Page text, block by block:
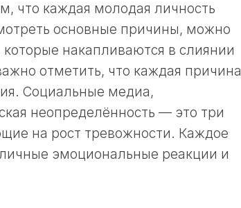
что каждая молодая личность
основные причины, можно
накапливаются в слиянии
отметить, что каждая причина
Социальные медиа,
неопределённость — это три
на рост тревожности. Каждое
эмоциональные реакции и